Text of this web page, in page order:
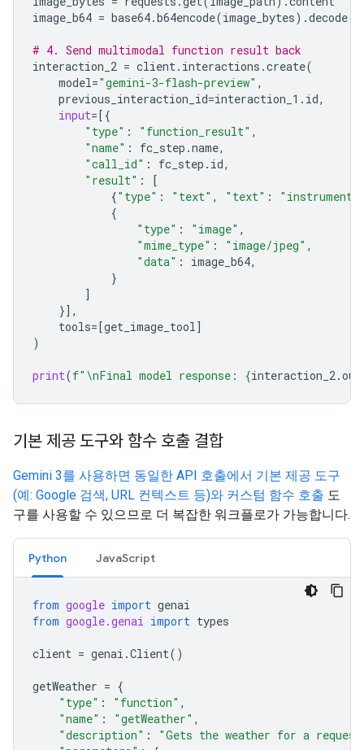
image_b64 = base64.b64encode(image_bytes) .decode(
# 4. Send multimodal function result back
interaction_2 = client. interactions .create(
model="gemini-3-flash-preview" ,
previous_interaction_id=interaction_1 . id,
input=[{
"type" : "function_result" ,
"name" : fc_step .name,
"call_id" : fc_step . id,
"result" :
[
{"type" : "text" , "text" :
{
"type" : "image" ,
"mime_type" : "image/jpeg" ,
"data" : image_b64,
}
]
}],
tools=[get_image_tool]
)
print(f" \nFinal model response: {interaction_2.
기본 제공 도구와 함수 호출 결합
Gemini 3를 사용하면 동일한 API 호출에서 기본 제공 도구
(예: Google 검색, URL 컨텍스트 등)와 커스텀 함수 호출 도
구를 사용할 수 있으므로 더 복잡한 워크플로가 가능합니다.
Python JavaScript
from google import genai
from google.genai import types
client = genai .Client()
getWeather = {
"type" : "function" ,
"name" : "getWeather" ,
"description" :
"Gets the weather for a